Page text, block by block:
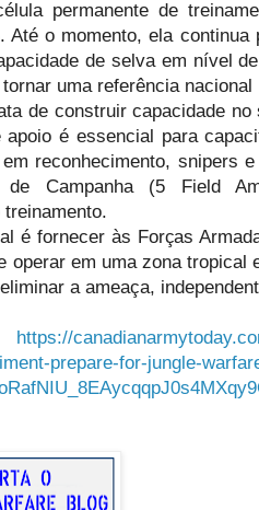
permanente de
Até o momento, ela
de selva em nível
uma referência nacional
de construir capacidade
apoio é essencial para
reconhecimento, snipers
de Campanha (5 Field
é fornecer às Forças
operar em uma zona tropical
a ameaça,
https://
prepare-for-jungle-